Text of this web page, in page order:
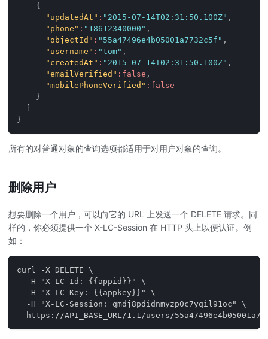
{
"updatedAt" : "2015-07-14T02:31:50.100Z" ,
"phone" : "18612340000" ,
"objectId" : "55a47496e4b05001a7732c5f" ,
"username" : "tom" ,
"createdAt" : "2015-07-14T02:31:50.100Z" ,
"emailVerified" : false ,
"mobilePhoneVerified" : false
}
}
所有的对普通对象的查询选项都适用于对用户对象的查询。
删除用户
想要删除一个用户，可以向它的 URL 上发送一个 DELETE 请求。同
样的，你必须提供一个 X-LC-Session 在 HTTP 头上以便认证。例
如：
curl -X DELETE \
  -H "X-LC-Id: {{appid}}" \
  -H "X-LC-Key: {{appkey}}" \
  -H "X-LC-Session: qmdj8pdidnmyzp0c7yqil91oc" \
https://API_BASE_URL/1.1/users/